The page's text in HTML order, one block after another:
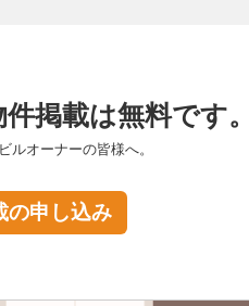
掲載は無料です。
ルオーナーの皆様へ。
の申し込み